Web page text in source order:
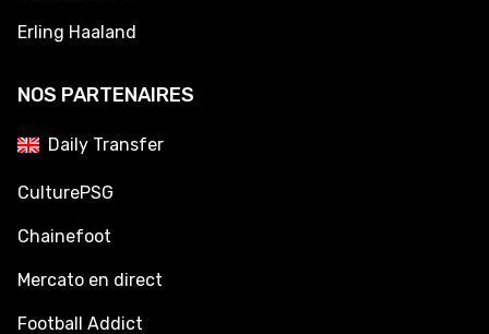
Erling Haaland
NOS PARTENAIRES
Daily Transfer
CulturePSG
Chainefoot
Mercato en direct
Football Addict